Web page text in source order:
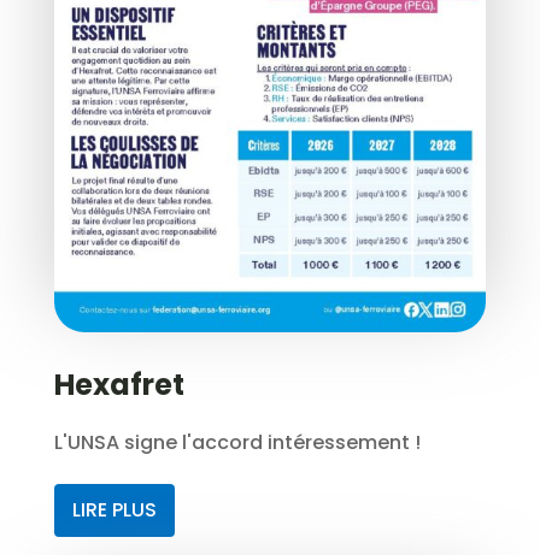
Hexafret
L'UNSA signe l'accord intéressement !
LIRE PLUS